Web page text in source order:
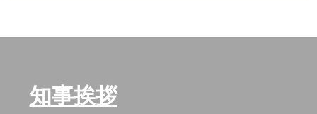
知事挨拶